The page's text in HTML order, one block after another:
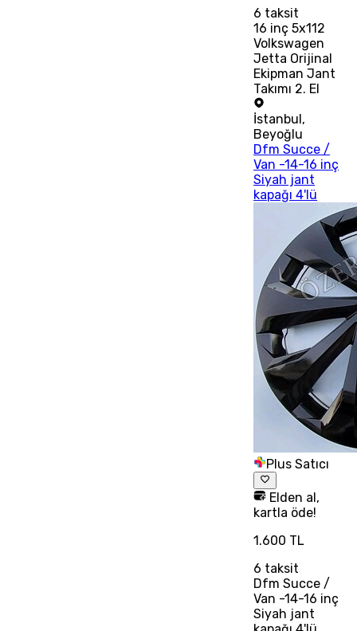
6 taksit
16 inç 5x112
Volkswagen
Jetta Orijinal
Ekipman Jant
Takımı 2. El
İstanbul,
Beyoğlu
Dfm Succe /
Van -14-16 inç
Siyah jant
kapağı 4'lü
Plus Satıcı
Elden al,
kartla öde!
1.600 TL
6 taksit
Dfm Succe /
Van -14-16 inç
Siyah jant